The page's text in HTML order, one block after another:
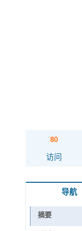
80
访问
导航
摘要